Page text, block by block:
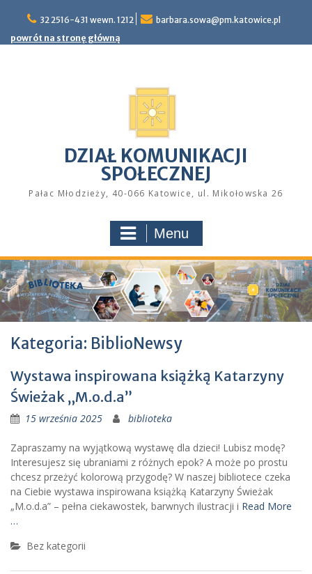
content
32 2516-431 wewn. 1212
barbara.sowa@pm.katowice.pl
powrót na stronę główną
DZIAŁ KOMUNIKACJI
SPOŁECZNEJ
Pałac Młodzieży, 40-066 Katowice, ul. Mikołowska 26
Menu
Kategoria: BiblioNewsy
Wystawa inspirowana książką Katarzyny
Świeżak „M.o.d.a”
15 września 2025 biblioteka
Zapraszamy na wyjątkową wystawę dla dzieci! Lubisz modę?
Interesujesz się ubraniami z różnych epok? A może po prostu
chcesz przeżyć kolorową przygodę? W naszej bibliotece czeka
na Ciebie wystawa inspirowana książką Katarzyny Świeżak
„M.o.d.a” – pełna ciekawostek, barwnych ilustracji i Read More
…
Bez kategorii